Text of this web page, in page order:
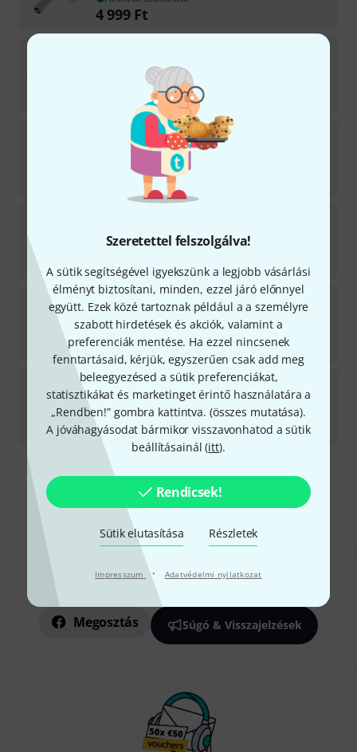
Szeretettel felszolgálva!
A sütik segítségével igyekszünk a legjobb vásárlási
élményt biztosítani, minden, ezzel járó előnnyel
együtt. Ezek közé tartoznak például a a személyre
szabott hirdetések és akciók, valamint a
preferenciák mentése. Ha ezzel nincsenek
fenntartásaid, kérjük, egyszerűen csak add meg
beleegyezésed a sütik preferenciákat,
statisztikákat és marketinget érintő használatára a
„Rendben!” gombra kattintva. (összes mutatása).
A jóváhagyásodat bármikor visszavonhatod a sütik
beállításainál (itt).
Rendicsek!
Sütik elutasítása Részletek
Impresszum · Adatvédelmi nyilatkozat
4 999 Ft
1
Azonnal szállítható
SnareweightPro Lock Brass
6
Azonnal szállítható
Ft
Azonnal szállítható
10 890 Ft
Snareweight M1 magn. Overtone Damper WG
2
Azonnal szállítható
7 777 Ft
Snareweight Insert Variety-Pack
8
Azonnal szállítható
10 890Ft
Díjmentes szállítás 79 000 Ft fölött
Minden ár tartalmazza az ÁFÁ-t
Tetszik, amit látsz?
Megosztás Súgó & Visszajelzések